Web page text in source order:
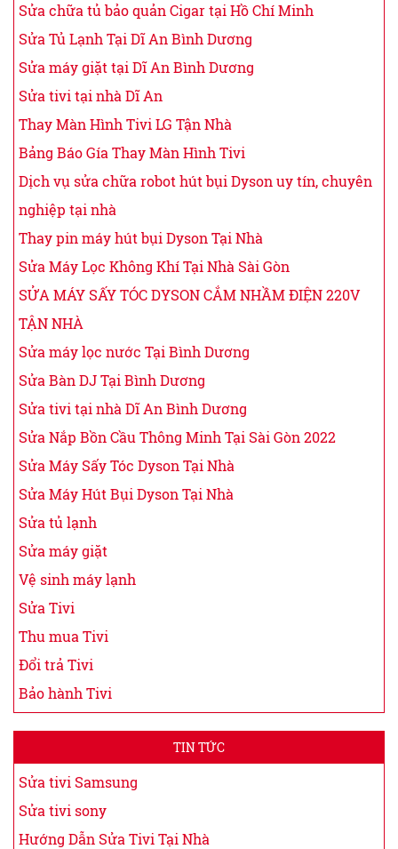
Sửa chữa tủ bảo quản Cigar tại Hồ Chí Minh
Sửa Tủ Lạnh Tại Dĩ An Bình Dương
Sửa máy giặt tại Dĩ An Bình Dương
Sửa tivi tại nhà Dĩ An
Thay Màn Hình Tivi LG Tận Nhà
Bảng Báo Gía Thay Màn Hình Tivi
Dịch vụ sửa chữa robot hút bụi Dyson uy tín, chuyên
nghiệp tại nhà
Thay pin máy hút bụi Dyson Tại Nhà
Sửa Máy Lọc Không Khí Tại Nhà Sài Gòn
SỬA MÁY SẤY TÓC DYSON CẮM NHẦM ĐIỆN 220V
TẬN NHÀ
Sửa máy lọc nước Tại Bình Dương
Sửa Bàn DJ Tại Bình Dương
Sửa tivi tại nhà Dĩ An Bình Dương
Sửa Nắp Bồn Cầu Thông Minh Tại Sài Gòn 2022
Sửa Máy Sấy Tóc Dyson Tại Nhà
Sửa Máy Hút Bụi Dyson Tại Nhà
Sửa tủ lạnh
Sửa máy giặt
Vệ sinh máy lạnh
Sửa Tivi
Thu mua Tivi
Đổi trả Tivi
Bảo hành Tivi
TIN TỨC
Sửa tivi Samsung
Sửa tivi sony
Hướng Dẫn Sửa Tivi Tại Nhà